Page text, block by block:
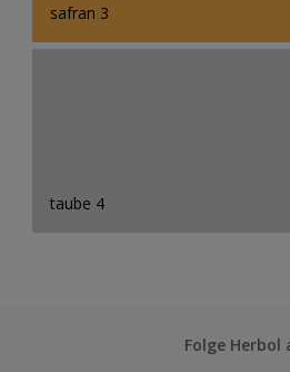
safran 3
taube 4
Folge Herbol